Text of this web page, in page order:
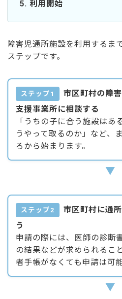
5. 利用開始
障害児通所施設を利用するま
ステップです。
ステップ1
市区町村の障
支援事業所に相談する
「うちの子に合う施設はあ
うやって取るのか」など、
ろから始まります。
▼
ステップ2
市区町村に通
う
申請の際には、医師の診断
の結果などが求められるこ
者手帳がなくても申請は可能
▼